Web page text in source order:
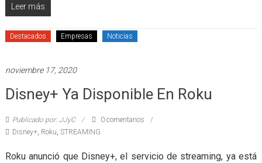
Leer más
Destacados Empresas Noticias
noviembre 17, 2020
Disney+ Ya Disponible En Roku
Publicado por: JJyC
0 comentarios
Disney+, Roku STREAMING
Roku anunció que Disney+, el servicio de streaming, ya está